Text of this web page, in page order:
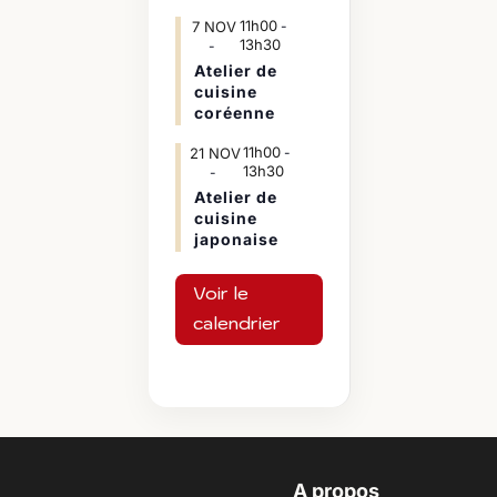
7 NOV11h00-
13h30
Atelier de
cuisine
coréenne
21 NOV11h00-
13h30
Atelier de
cuisine
japonaise
Voir le
calendrier
A propos